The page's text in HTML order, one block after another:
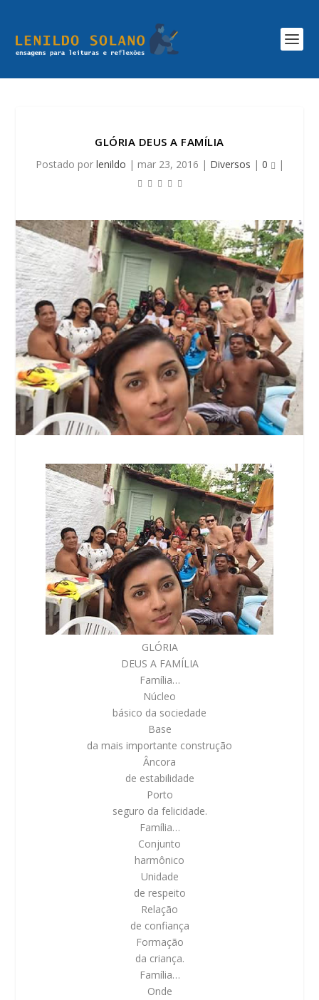
GLÓRIA DEUS A FAMÍLIA
Postado por lenildo | mar 23, 2016 | Diversos | 0 |
GLÓRIA
DEUS A FAMÍLIA
Família…
Núcleo
básico da sociedade
Base
da mais importante construção
Âncora
de estabilidade
Porto
seguro da felicidade.
Família…
Conjunto
harmônico
Unidade
de respeito
Relação
de confiança
Formação
da criança.
Família…
Onde